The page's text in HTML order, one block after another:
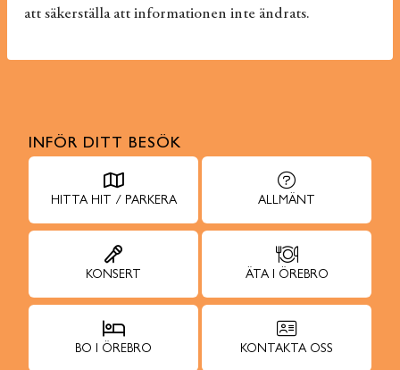
att säkerställa att informationen inte ändrats.
INFÖR DITT BESÖK
HITTA HIT / PARKERA ALLMÄNT
KONSERT ÄTA I ÖREBRO
BO I ÖREBRO KONTAKTA OSS